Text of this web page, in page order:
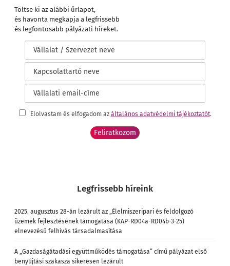
Töltse ki az alábbi űrlapot,
és havonta megkapja a legfrissebb
és legfontosabb pályázati híreket.
Elolvastam és elfogadom az általános adatvédelmi tájékoztatót.
Legfrissebb híreink
2025. augusztus 28-án lezárult az „Élelmiszeripari és feldolgozó
üzemek fejlesztésének támogatása (KAP-RD04a-RD04b-3-25)
elnevezésű felhívás társadalmasítása
A „Gazdaságátadási együttműködés támogatása” című pályázat első
benyújtási szakasza sikeresen lezárult